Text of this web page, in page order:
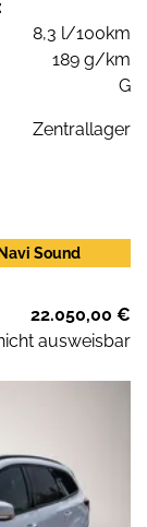
8,3 l/100km
189 g/km
G
Zentrallager
Sound
22.050,00 €
ausweisbar